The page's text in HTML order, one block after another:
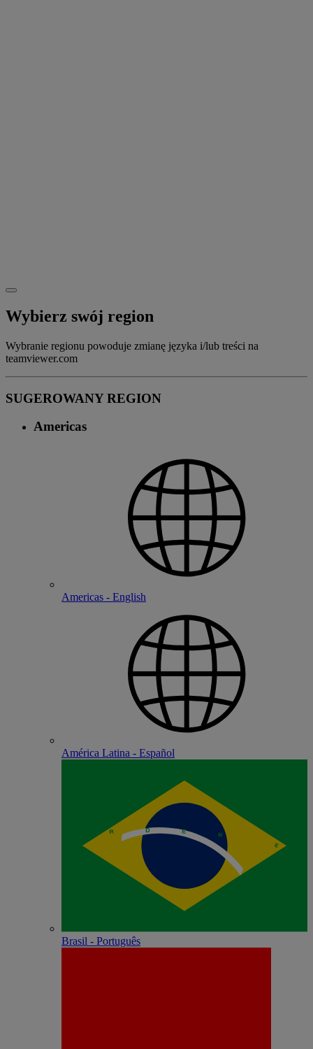
Wybierz swój region
Wybranie regionu powoduje zmianę języka i/lub treści na
teamviewer.com
SUGEROWANY REGION
Americas
Americas - English
América Latina - Español
Brasil - Português